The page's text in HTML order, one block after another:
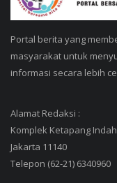
Portal berita yang
masyarakat untuk
informasi secara lebih
Alamat Redaksi :
Komplek Ketapang
Jakarta 11140
Telepon (62-21) 6340960